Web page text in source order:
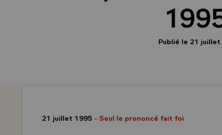
Publié le 21
21 juillet 1995 - Seul le prononcé fait foi